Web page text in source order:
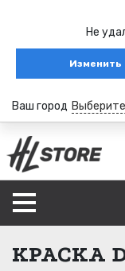
Не
Изменить
Ваш город
КРАСКА